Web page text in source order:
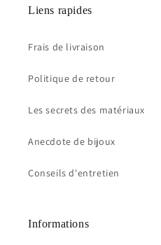
Liens rapides
Frais de livraison
Politique de retour
Les secrets des matériaux
Anecdote de bijoux
Conseils d'entretien
Informations